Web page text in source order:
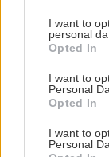
I want to
personal
Opted In
I want to
Personal
Opted In
I want to
Personal